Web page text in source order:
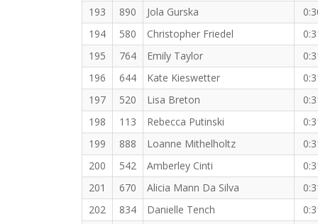
193
890 Jola Gurska
194
580 Christopher Friedel
195
764 Emily Taylor
196
644 Kate Kieswetter
197
520 Lisa Breton
198
113 Rebecca Putinski
199
888 Loanne Mithelholtz
200
542 Amberley Cinti
201
670 Alicia Mann Da Silva
202
834 Danielle Tench